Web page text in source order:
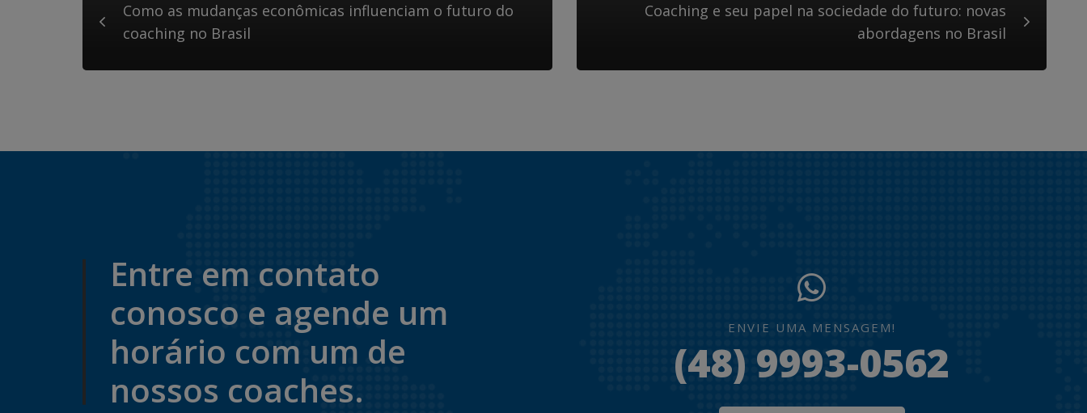
Como as mudanças econômicas influenciam o futuro do
coaching no Brasil
Coaching e seu papel na sociedade do futuro: novas
abordagens no Brasil
Entre em contato
conosco e agende um
horário com um de
nossos coaches.
ENVIE UMA MENSAGEM!
(48) 9993-0562